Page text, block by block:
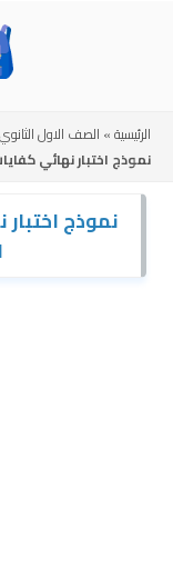
الرئيسية» الصف الاول الثانوي
نموذج اختبار نهائي
نموذج